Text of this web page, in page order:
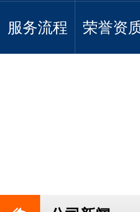
服务流程 荣誉资